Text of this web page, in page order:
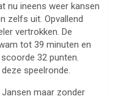
nu ineens weer kansen
zelfs uit. Opvallend
vertrokken. De
tot 39 minuten en
32 punten.
speelronde.
maar zonder